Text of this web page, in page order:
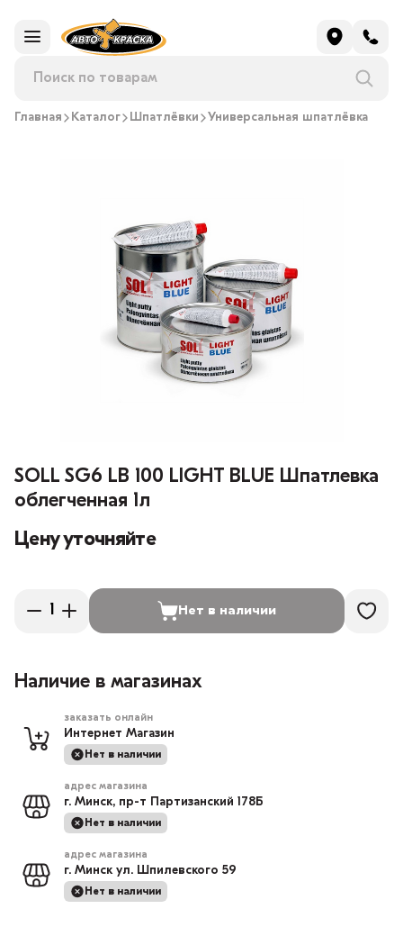
Главная Каталог Шпатлёвки Универсальная шпатлёвка
SOLL SG6 LB 100 LIGHT BLUE Шпатлевка
облегченная 1л
Цену уточняйте
Нет в наличии
Наличие в магазинах
заказать онлайн
Интернет Магазин
Нет в наличии
адрес магазина
г. Минск, пр-т Партизанский 178Б
Нет в наличии
адрес магазина
г. Минск ул. Шпилевского 59
Нет в наличии